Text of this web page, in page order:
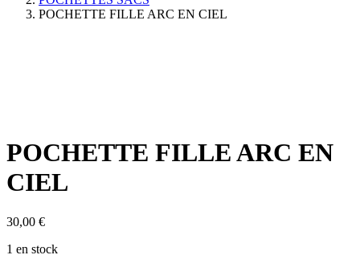
POCHETTE FILLE ARC EN CIEL
POCHETTE FILLE ARC EN
CIEL
30,00 €
1 en stock